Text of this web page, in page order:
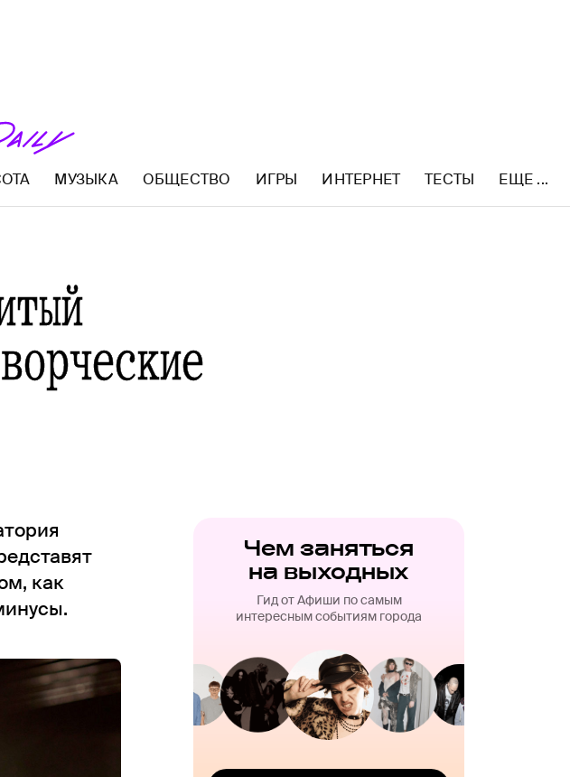
МУЗЫКА ОБЩЕСТВО ИГРЫ ИНТЕРНЕТ
ТЕСТЫ
ЕЩЕ ...
Чем заняться
на выходных
Гид от Афиши по самым
интересным событиям города
как